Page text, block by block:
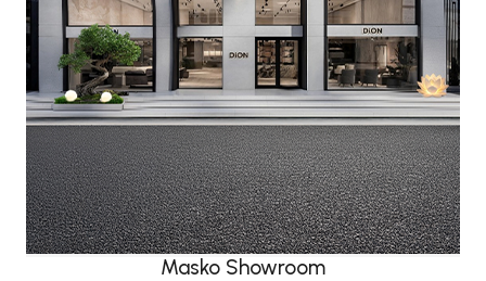
Masko Showroom